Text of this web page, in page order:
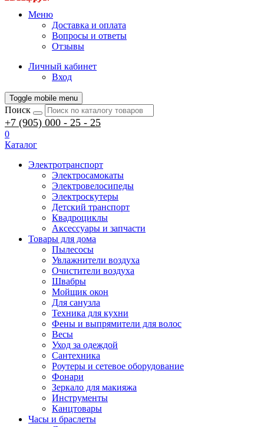
Меню
Доставка и оплата
Вопросы и ответы
Отзывы
Личный кабинет
Вход
Toggle mobile menu
Поиск
+7 (905) 000 - 25 - 25
0
Каталог
Электротранспорт
Электросамокаты
Электровелосипеды
Электроскутеры
Детский транспорт
Квадроциклы
Аксессуары и запчасти
Товары для дома
Пылесосы
Увлажнители воздуха
Очистители воздуха
Швабры
Мойщик окон
Для санузла
Техника для кухни
Фены и выпрямители для волос
Весы
Уход за одеждой
Сантехника
Роутеры и сетевое оборудование
Фонари
Зеркало для макияжа
Инструменты
Канцтовары
Часы и браслеты